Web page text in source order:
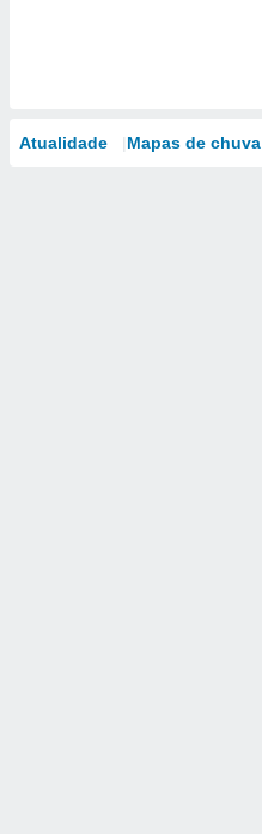
Atualidade Mapas de chuva